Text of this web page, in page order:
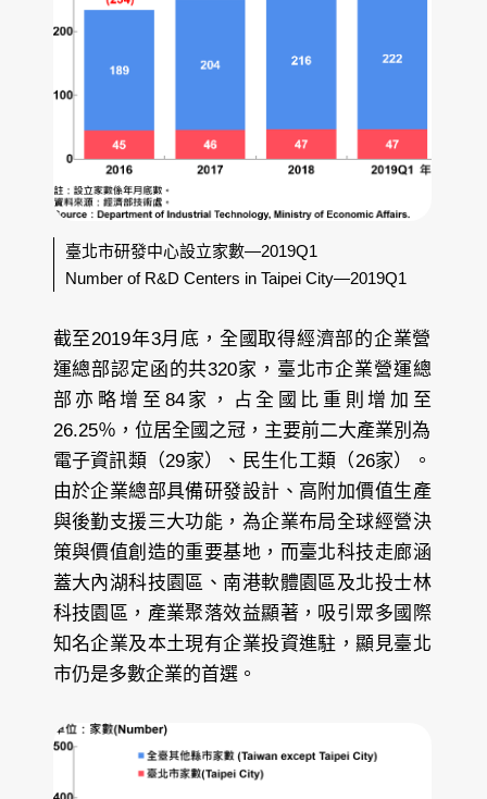
臺北市研發中心設立家數—2019Q1
Number of R&D Centers in Taipei City—2019Q1
截至2019年3月底，全國取得經濟部的企業營
運總部認定函的共320家，臺北市企業營運總
部亦略增至84家，占全國比重則增加至
26.25％，位居全國之冠，主要前二大產業別為
電子資訊類（29家）、民生化工類（26家）。
由於企業總部具備研發設計、高附加價值生產
與後勤支援三大功能，為企業布局全球經營決
策與價值創造的重要基地，而臺北科技走廊涵
蓋大內湖科技園區、南港軟體園區及北投士林
科技園區，產業聚落效益顯著，吸引眾多國際
知名企業及本土現有企業投資進駐，顯見臺北
市仍是多數企業的首選。